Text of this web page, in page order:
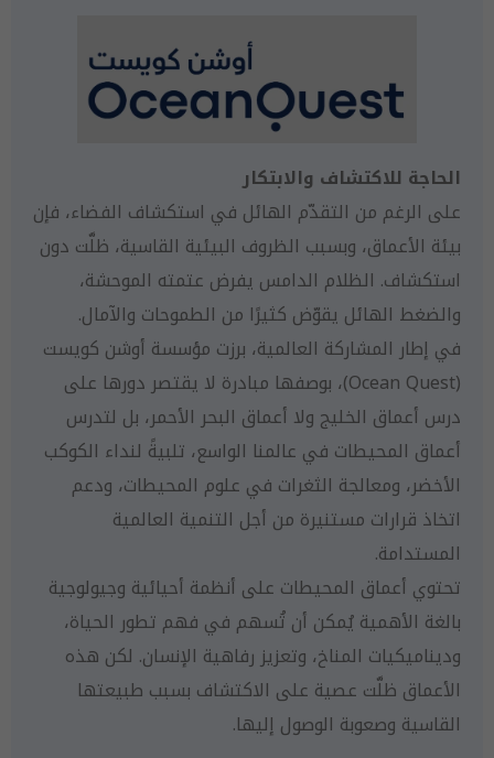
الحاجة للاكتشاف والابتكار
على الرغم من التقدّم الهائل في استكشاف الفضاء، فإن
بيئة الأعماق، وبسبب الظروف البيئية القاسية، ظلَّت دون
استكشاف. الظلام الدامس يفرض عتمته الموحشة،
والضغط الهائل يقوّض كثيرًا من الطموحات والآمال.
في إطار المشاركة العالمية، برزت مؤسسة أوشن كويست
(Ocean Quest)، بوصفها مبادرة لا يقتصر دورها على
درس أعماق الخليج ولا أعماق البحر الأحمر، بل لتدرس
أعماق المحيطات في عالمنا الواسع، تلبيةً لنداء الكوكب
الأخضر، ومعالجة الثغرات في علوم المحيطات، ودعم
اتخاذ قرارات مستنيرة من أجل التنمية العالمية
المستدامة.
تحتوي أعماق المحيطات على أنظمة أحيائية وجيولوجية
بالغة الأهمية يُمكن أن تُسهم في فهم تطور الحياة،
وديناميكيات المناخ، وتعزيز رفاهية الإنسان. لكن هذه
الأعماق ظلَّت عصية على الاكتشاف بسبب طبيعتها
القاسية وصعوبة الوصول إليها.